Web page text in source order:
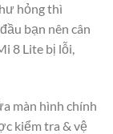
hỏng thì
bạn nên cân
8 Lite bị lỗi,
màn hình chính
kiểm tra & vệ